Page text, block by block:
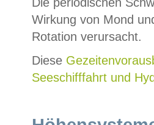
Wirkung von Mond
Rotation verursacht.
Diese
Seeschifffahrt und